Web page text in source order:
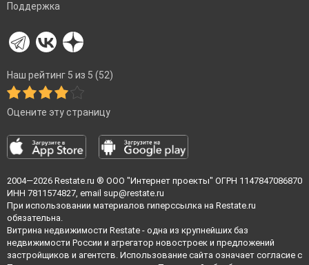
Поддержка
Наш рейтинг 5 из 5 (52)
Оцените эту страницу
2004—2026 Restate.ru ® ООО "Интернет проекты" ОГРН 1147847086870
ИНН 7811574827, email sup@restate.ru
При использовании материалов гиперссылка на Restate.ru
обязательна.
Витрина недвижимости Restate - одна из крупнейших баз
недвижимости России и агрегатор новостроек и предложений
застройщиков и агентств. Использование сайта означает согласие с